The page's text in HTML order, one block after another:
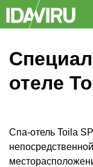
отеле
Спа-отель Toila